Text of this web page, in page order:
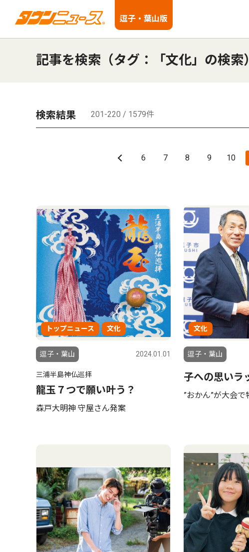
逗子・葉山版
記事を検索（タグ：「文化」の検索）
検索結果 201-220 / 1579件
6 7 8 9 10
トップニュース 文化
逗子・葉山 2024.01.01
三浦半島神仏巡拝
龍玉７つで願い叶う？
森戸大明神 守屋さん発案
文化
逗子・葉山
子への思いラ
”おかん”が大会で